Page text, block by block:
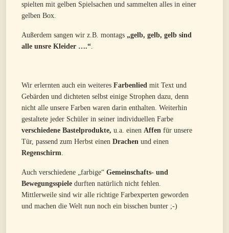
spielten mit gelben Spielsachen und sammelten alles in einer
gelben Box.
Außerdem sangen wir z.B. montags „gelb, gelb, gelb sind
alle unsre Kleider ….“.
Wir erlernten auch ein weiteres Farbenlied mit Text und
Gebärden und dichteten selbst einige Strophen dazu, denn
nicht alle unsere Farben waren darin enthalten. Weiterhin
gestaltete jeder Schüler in seiner individuellen Farbe
verschiedene Bastelprodukte, u.a. einen Affen für unsere
Tür, passend zum Herbst einen Drachen und einen
Regenschirm.
Auch verschiedene „farbige“ Gemeinschafts- und
Bewegungsspiele durften natürlich nicht fehlen.
Mittlerweile sind wir alle richtige Farbexperten geworden
und machen die Welt nun noch ein bisschen bunter ;-)